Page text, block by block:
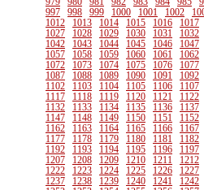
997
998 999 1000 1001 1002
1012
1013 1014 1015 1016 1017
1027
1028 1029 1030 1031 1032
1042
1043 1044 1045 1046 1047
1057
1058 1059 1060 1061 1062
1072
1073 1074 1075 1076 1077
1087
1088 1089 1090 1091 1092
1102
1103 1104 1105 1106 1107
1117
1118 1119 1120 1121 1122
1132
1133 1134 1135 1136 1137
1147
1148 1149 1150 1151 1152
1162
1163 1164 1165 1166 1167
1177
1178 1179 1180 1181 1182
1192
1193 1194 1195 1196 1197
1207
1208 1209 1210 1211 1212
1222
1223 1224 1225 1226 1227
1237
1238 1239 1240 1241 1242